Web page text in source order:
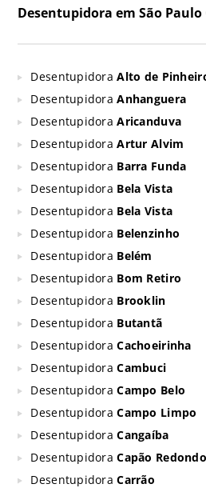
Desentupidora em São
DesentupidoraAlto de
DesentupidoraAnhanguera
DesentupidoraAricanduva
DesentupidoraArtur Alvim
Desentupidora Barra Funda
Desentupidora Bela Vista
Desentupidora Bela Vista
Desentupidora Belenzinho
Desentupidora Belém
Desentupidora Bom Retiro
Desentupidora Brooklin
Desentupidora Butantã
DesentupidoraCachoeirinha
DesentupidoraCambuci
DesentupidoraCampo Belo
DesentupidoraCampo Limpo
DesentupidoraCangaíba
DesentupidoraCapão Redondo
DesentupidoraCarrão